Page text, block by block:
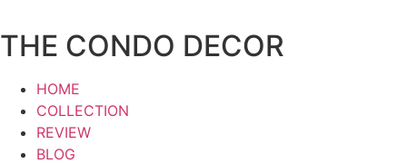
to
content
THE CONDO DECOR
HOME
COLLECTION
REVIEW
BLOG